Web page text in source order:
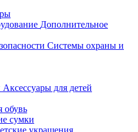
Дополнительное
Системы охраны и
Аксессуары для детей
обувь
сумки
украшения